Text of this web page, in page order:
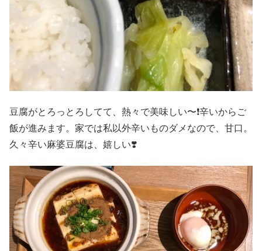
豆腐がとろっとろしてて、熱々で美味しい〜❗️辛いからご
飯が進みます。家では私以外辛いものダメなので、甘口。
久々辛い麻婆豆腐は、嬉しい❣️